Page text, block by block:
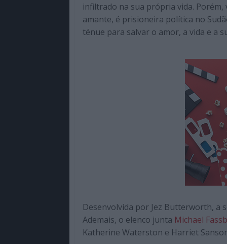
infiltrado na sua própria vida. Porém,
amante, é prisioneira política no
ténue para salvar o amor, a vida e a
Desenvolvida por Jez Butterworth, a
Ademais, o elenco junta Michael
Katherine Waterston e Harriet